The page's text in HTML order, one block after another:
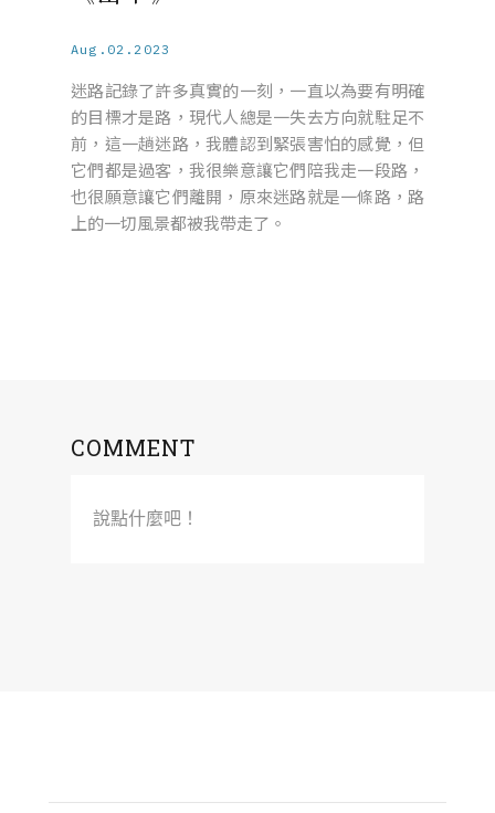
Aug.02.2023
迷路記錄了許多真實的一刻，一直以為要有明確
的目標才是路，現代人總是一失去方向就駐足不
前，這一趟迷路，我體認到緊張害怕的感覺，但
它們都是過客，我很樂意讓它們陪我走一段路，
也很願意讓它們離開，原來迷路就是一條路，路
上的一切風景都被我帶走了。
COMMENT
說點什麼吧！